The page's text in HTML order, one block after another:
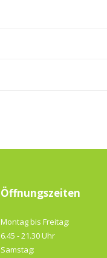
Öffnungszeiten
Montag bis Freitag:
6.45 - 21.30 Uhr
Samstag: